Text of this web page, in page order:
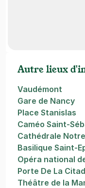
Autre lieux
Vaudémont
Gare de Nancy
Place Stanislas
Caméo Saint-
Cathédrale
Basilique Saint-
Opéra national
Porte De La
Théâtre de la